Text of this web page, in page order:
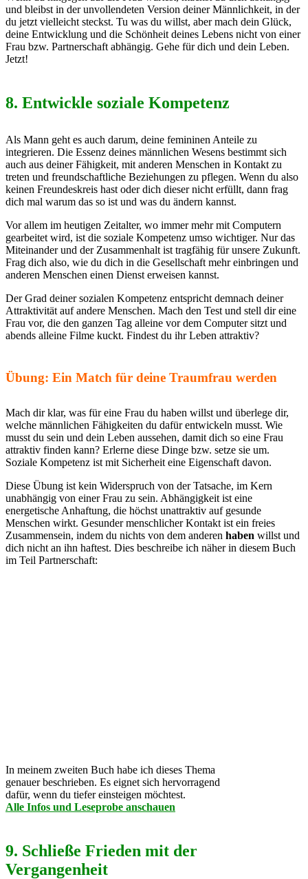
und bleibst in der unvollendeten Version deiner Männlichkeit, in der
du jetzt vielleicht steckst. Tu was du willst, aber mach dein Glück,
deine Entwicklung und die Schönheit deines Lebens nicht von einer
Frau bzw. Partnerschaft abhängig. Gehe für dich und dein Leben.
Jetzt!
8. Entwickle soziale Kompetenz
Als Mann geht es auch darum, deine femininen Anteile zu
integrieren. Die Essenz deines männlichen Wesens bestimmt sich
auch aus deiner Fähigkeit, mit anderen Menschen in Kontakt zu
treten und freundschaftliche Beziehungen zu pflegen. Wenn du also
keinen Freundeskreis hast oder dich dieser nicht erfüllt, dann frag
dich mal warum das so ist und was du ändern kannst.
Vor allem im heutigen Zeitalter, wo immer mehr mit Computern
gearbeitet wird, ist die soziale Kompetenz umso wichtiger. Nur das
Miteinander und der Zusammenhalt ist tragfähig für unsere Zukunft.
Frag dich also, wie du dich in die Gesellschaft mehr einbringen und
anderen Menschen einen Dienst erweisen kannst.
Der Grad deiner sozialen Kompetenz entspricht demnach deiner
Attraktivität auf andere Menschen. Mach den Test und stell dir eine
Frau vor, die den ganzen Tag alleine vor dem Computer sitzt und
abends alleine Filme kuckt. Findest du ihr Leben attraktiv?
Übung: Ein Match für deine Traumfrau werden
Mach dir klar, was für eine Frau du haben willst und überlege dir,
welche männlichen Fähigkeiten du dafür entwickeln musst. Wie
musst du sein und dein Leben aussehen, damit dich so eine Frau
attraktiv finden kann? Erlerne diese Dinge bzw. setze sie um.
Soziale Kompetenz ist mit Sicherheit eine Eigenschaft davon.
Diese Übung ist kein Widerspruch von der Tatsache, im Kern
unabhängig von einer Frau zu sein. Abhängigkeit ist eine
energetische Anhaftung, die höchst unattraktiv auf gesunde
Menschen wirkt. Gesunder menschlicher Kontakt ist ein freies
Zusammensein, indem du nichts von dem anderen haben willst und
dich nicht an ihn haftest. Dies beschreibe ich näher in diesem Buch
im Teil Partnerschaft:
In meinem zweiten Buch habe ich dieses Thema
genauer beschrieben. Es eignet sich hervorragend
dafür, wenn du tiefer einsteigen möchtest.
Alle Infos und Leseprobe anschauen
9. Schließe Frieden mit der
Vergangenheit